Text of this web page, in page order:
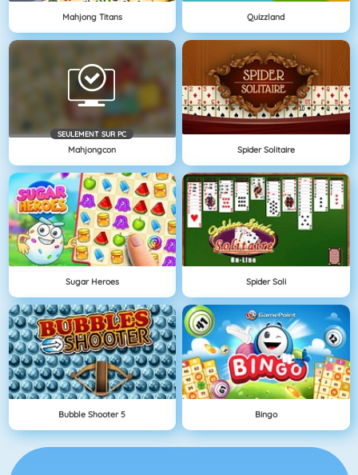
Mahjong Titans Quizzland
SEULEMENT SUR PC
Mahjongcon Spider Solitaire
Sugar Heroes Spider Soli
Bubble Shooter 5 Bingo